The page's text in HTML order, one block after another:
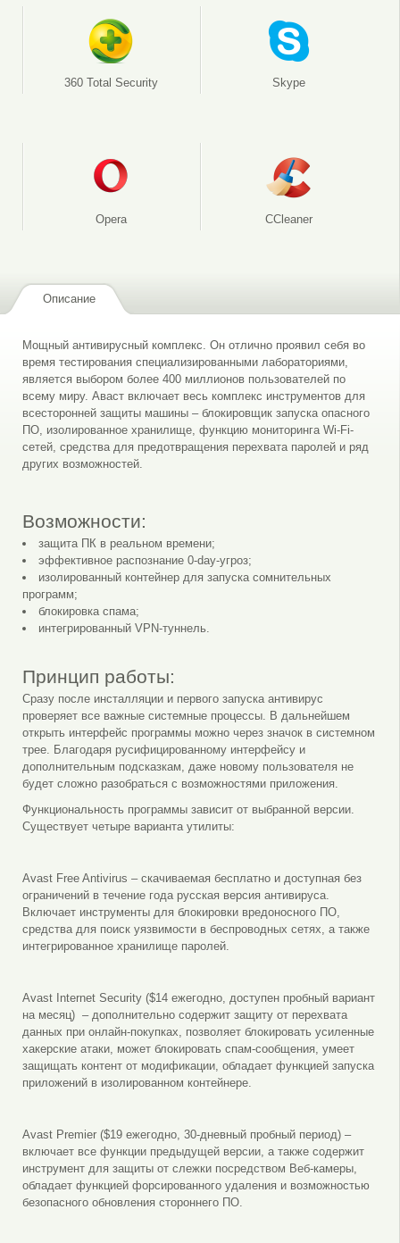
360 Total Security Skype
Opera CCleaner
Описание
Мощный антивирусный комплекс. Он отлично проявил себя во
время тестирования специализированными лабораториями,
является выбором более 400 миллионов пользователей по
всему миру. Аваст включает весь комплекс инструментов для
всесторонней защиты машины – блокировщик запуска опасного
ПО, изолированное хранилище, функцию мониторинга Wi-Fi-
сетей, средства для предотвращения перехвата паролей и ряд
других возможностей.
Возможности:
защита ПК в реальном времени;
эффективное распознание 0-day-угроз;
изолированный контейнер для запуска сомнительных
программ;
блокировка спама;
интегрированный VPN-туннель.
Принцип работы:
Cразу после инсталляции и первого запуска антивирус
проверяет все важные системные процессы. В дальнейшем
открыть интерфейс программы можно через значок в системном
трее. Благодаря русифицированному интерфейсу и
дополнительным подсказкам, даже новому пользователя не
будет сложно разобраться с возможностями приложения.
Функциональность программы зависит от выбранной версии.
Существует четыре варианта утилиты:
Avast Free Antivirus – скачиваемая бесплатно и доступная без
ограничений в течение года русская версия антивируса.
Включает инструменты для блокировки вредоносного ПО,
средства для поиск уязвимости в беспроводных сетях, а также
интегрированное хранилище паролей.
Avast Internet Security ($14 ежегодно, доступен пробный вариант
на месяц) – дополнительно содержит защиту от перехвата
данных при онлайн-покупках, позволяет блокировать усиленные
хакерские атаки, может блокировать спам-сообщения, умеет
защищать контент от модификации, обладает функцией запуска
приложений в изолированном контейнере.
Avast Premier ($19 ежегодно, 30-дневный пробный период) –
включает все функции предыдущей версии, а также содержит
инструмент для защиты от слежки посредством Веб-камеры,
обладает функцией форсированного удаления и возможностью
безопасного обновления стороннего ПО.